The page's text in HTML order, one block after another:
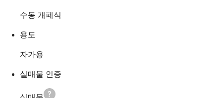
수동 개폐식
용도
자가용
실매물 인증